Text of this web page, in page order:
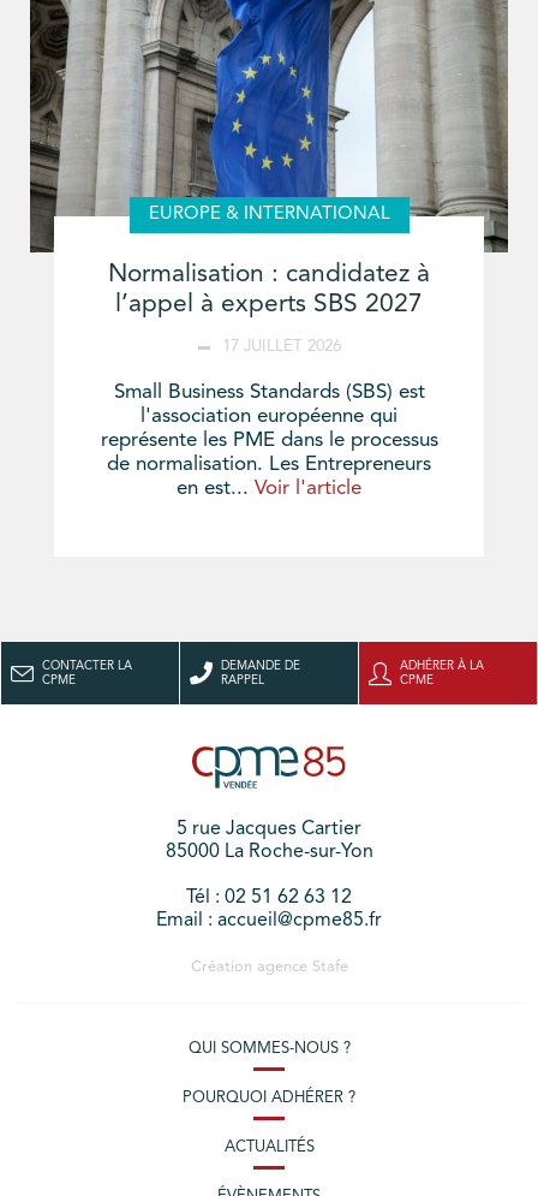
EUROPE & INTERNATIONAL
Normalisation : candidatez à
l’appel à experts SBS 2027
17 JUILLET 2026
Small Business Standards (SBS) est
l'association européenne qui
représente les PME dans le processus
de normalisation. Les Entrepreneurs
en est... Voir l'article
CONTACTER LA
CPME
DEMANDE DE
RAPPEL
ADHÉRER À LA
CPME
5 rue Jacques Cartier
85000 La Roche-sur-Yon
Tél : 02 51 62 63 12
Email : accueil@cpme85.fr
Création agence Stafe
QUI SOMMES-NOUS ?
POURQUOI ADHÉRER ?
ACTUALITÉS